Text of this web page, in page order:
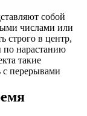
собой
числами или
строго в центр,
по нарастанию
такие
перерывами